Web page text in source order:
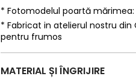
* Fotomodelul poartă mărimea:
* Fabricat in atelierul nostru
pentru frumos
MATERIAL ȘI ÎNGRIJIRE